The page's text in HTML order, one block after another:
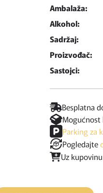
Ambalaža:
Alkohol:
Sadržaj:
Proizvođač:
Sastojci:
Besplatna
Mogućnost
Parking za
Pogledajte
Uz